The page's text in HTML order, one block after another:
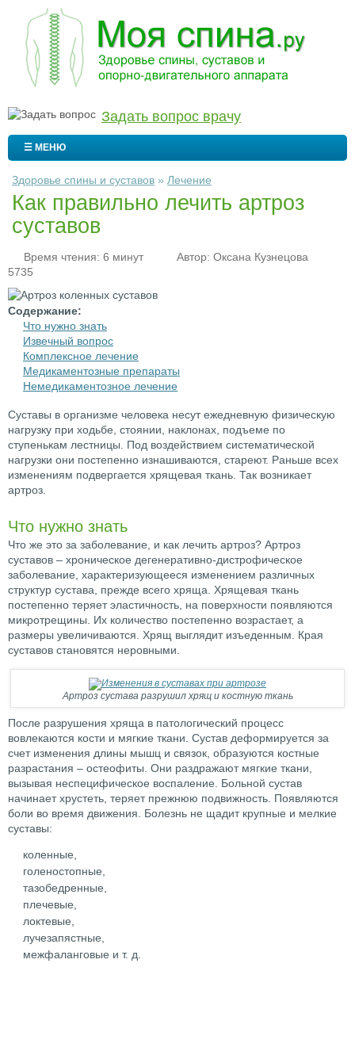
Задать вопрос врачу
☰ МЕНЮ
Здоровье спины и суставов » Лечение
Как правильно лечить артроз
суставов
Время чтения: 6 минут Автор: Оксана Кузнецова
5735
Содержание:
Что нужно знать
Извечный вопрос
Комплексное лечение
Медикаментозные препараты
Немедикаментозное лечение
Суставы в организме человека несут ежедневную физическую
нагрузку при ходьбе, стоянии, наклонах, подъеме по
ступенькам лестницы. Под воздействием систематической
нагрузки они постепенно изнашиваются, стареют. Раньше всех
изменениям подвергается хрящевая ткань. Так возникает
артроз.
Что нужно знать
Что же это за заболевание, и как лечить артроз? Артроз
суставов – хроническое дегенеративно-дистрофическое
заболевание, характеризующееся изменением различных
структур сустава, прежде всего хряща. Хрящевая ткань
постепенно теряет эластичность, на поверхности появляются
микротрещины. Их количество постепенно возрастает, а
размеры увеличиваются. Хрящ выглядит изъеденным. Края
суставов становятся неровными.
Артроз сустава разрушил хрящ и костную ткань
После разрушения хряща в патологический процесс
вовлекаются кости и мягкие ткани. Сустав деформируется за
счет изменения длины мышц и связок, образуются костные
разрастания – остеофиты. Они раздражают мягкие ткани,
вызывая неспецифическое воспаление. Больной сустав
начинает хрустеть, теряет прежнюю подвижность. Появляются
боли во время движения. Болезнь не щадит крупные и мелкие
суставы:
коленные,
голеностопные,
тазобедренные,
плечевые,
локтевые,
лучезапястные,
межфаланговые и т. д.